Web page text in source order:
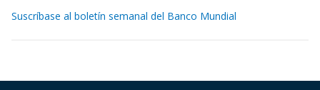
Suscríbase al boletín semanal del Banco Mundial